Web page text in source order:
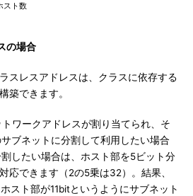
スト数
の場合
スレスアドレスは、クラスに依存する
築できます。
ワークアドレスが割り当てられ、そ
ブネットに分割して利用したい場合
したい場合は、ホスト部を5ビット分
応できます（2の5乗は32）。結果、
スト部が11bitというようにサブネット